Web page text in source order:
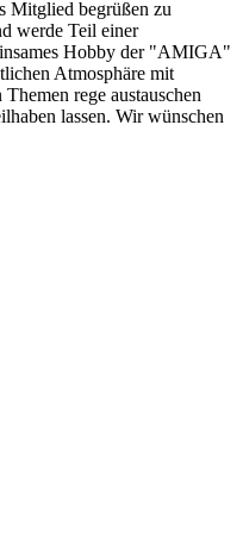
Mitglied begrüßen zu
werde Teil einer
Hobby der "AMIGA"
Atmosphäre mit
rege austauschen
lassen. Wir wünschen